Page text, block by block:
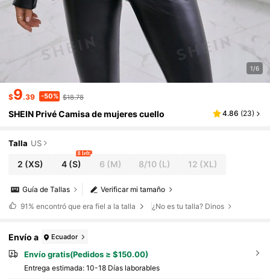
1/6
$9.39 -50% $18.78
SHEIN Privé Camisa de mujeres cuello 4.86 (23)
Talla US
2 (XS) 4(S)
8 left
6 (M) 8/10 (L) 12 (XL)
Verificar mi tamaño
Guía de Tallas
91% encontró que era fiel a la talla ¿No es tu talla? Dinos
Envío a Ecuador
Envío gratis(Pedidos ≥ $150.00)
Entrega estimada: 10-18 Días laborables